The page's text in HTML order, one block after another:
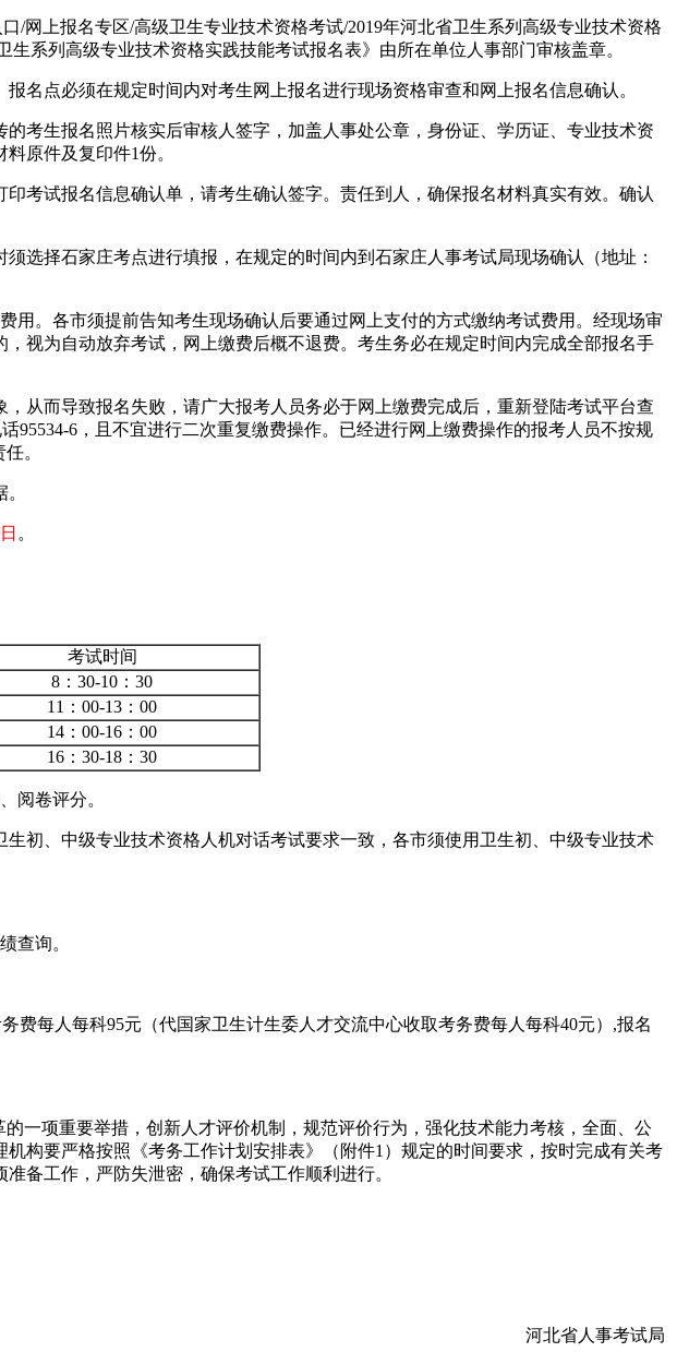
/网上报名专区/高级卫生专业技术资格考试/2019年河北省卫生系列高级专业技术资格
系列高级专业技术资格实践技能考试报名表》由所在单位人事部门审核盖章。
报名点必须在规定时间内对考生网上报名进行现场资格审查和网上报名信息确认。
生报名照片核实后审核人签字，加盖人事处公章，身份证、学历证、专业技术资
原件及复印件1份。
试报名信息确认单，请考生确认签字。责任到人，确保报名材料真实有效。确认
择石家庄考点进行填报，在规定的时间内到石家庄人事考试局现场确认（地址：
用。各市须提前告知考生现场确认后要通过网上支付的方式缴纳考试费用。经现场审
视为自动放弃考试，网上缴费后概不退费。考生务必在规定时间内完成全部报名手
而导致报名失败，请广大报考人员务必于网上缴费完成后，重新登陆考试平台查
95534-6，且不宜进行二次重复缴费操作。已经进行网上缴费操作的报考人员不按规
。
。
考试时间
8：30-10：30
11：00-13：00
14：00-16：00
16：30-18：30
阅卷评分。
、中级专业技术资格人机对话考试要求一致，各市须使用卫生初、中级专业技术
查询。
每人每科95元（代国家卫生计生委人才交流中心收取考务费每人每科40元）,报名
项重要举措，创新人才评价机制，规范评价行为，强化技术能力考核，全面、公
构要严格按照《考务工作计划安排表》（附件1）规定的时间要求，按时完成有关考
备工作，严防失泄密，确保考试工作顺利进行。
河北省人事考试局